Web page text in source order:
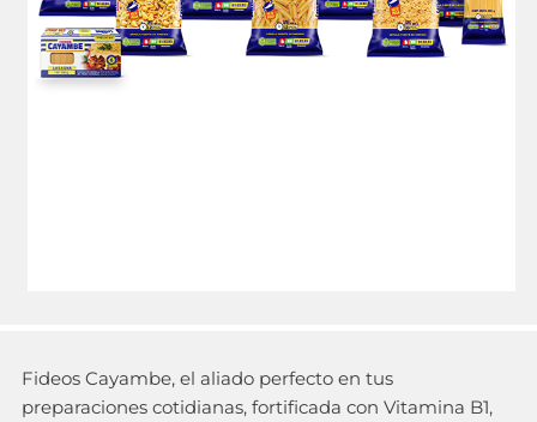
Fideos Cayambe, el aliado perfecto en tus
preparaciones cotidianas, fortificada con Vitamina B1,